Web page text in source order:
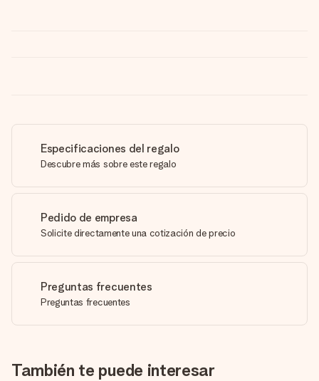
Especificaciones del regalo
Descubre más sobre este regalo
Pedido de empresa
Solicite directamente una cotización de precio
Preguntas frecuentes
Preguntas frecuentes
También te puede interesar